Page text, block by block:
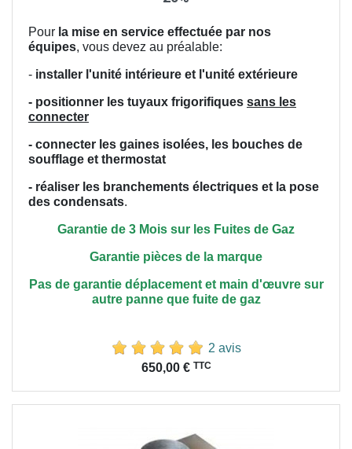
Pour la mise en service effectuée par nos
équipes, vous devez au préalable:
- installer l'unité intérieure et l'unité extérieure
- positionner les tuyaux frigorifiques sans les
connecter
- connecter les gaines isolées, les bouches de
soufflage et thermostat
- réaliser les branchements électriques et la pose
des condensats.
Garantie de 3 Mois sur les Fuites de Gaz
Garantie pièces de la marque
Pas de garantie déplacement et main d'œuvresur
autre panne que fuite de gaz
2 avis
650,00 € TTC